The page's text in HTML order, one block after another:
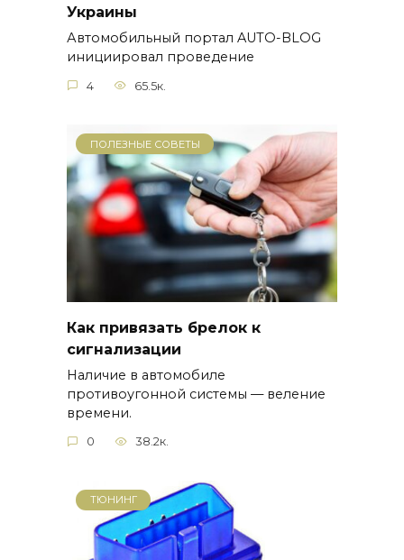
Украины
Автомобильный портал AUTO-BLOG
инициировал проведение
4 65.5к.
ПОЛЕЗНЫЕ СОВЕТЫ
Как привязать брелок к
сигнализации
Наличие в автомобиле
противоугонной системы — веление
времени.
0 38.2к.
ТЮНИНГ